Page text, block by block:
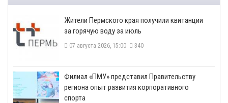
​Жители Пермского края получили квитанции
за горячую воду за июль
07 августа 2026, 15:00 340
​Филиал «ПМУ» представил Правительству
региона опыт развития корпоративного
спорта